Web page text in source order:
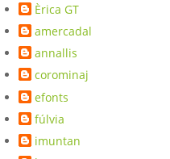
Èrica GT
amercadal
annallis
corominaj
efonts
fúlvia
imuntan